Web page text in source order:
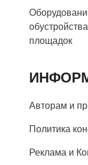
площадок
Авторам и
Политика
Реклама и